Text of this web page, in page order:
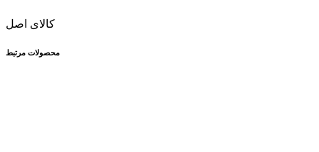
کالای اصل
محصولات مرتبط